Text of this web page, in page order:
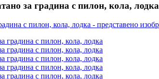
за градина с пилон, кола, лодка